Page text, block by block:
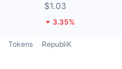
$1.03
3.35%
Tokens RepubliK